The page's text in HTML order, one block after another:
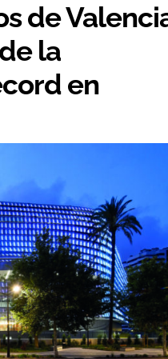
de
la
en